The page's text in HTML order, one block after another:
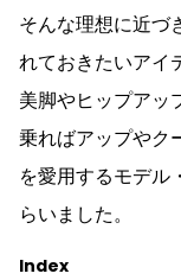
そんな理想に近づ
れておきたいアイ
美脚やヒップアッ
乗ればアップやク
を愛用するモデル
らいました。
Index